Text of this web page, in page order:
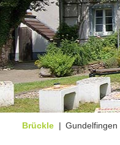
Brückle | Gundelfingen